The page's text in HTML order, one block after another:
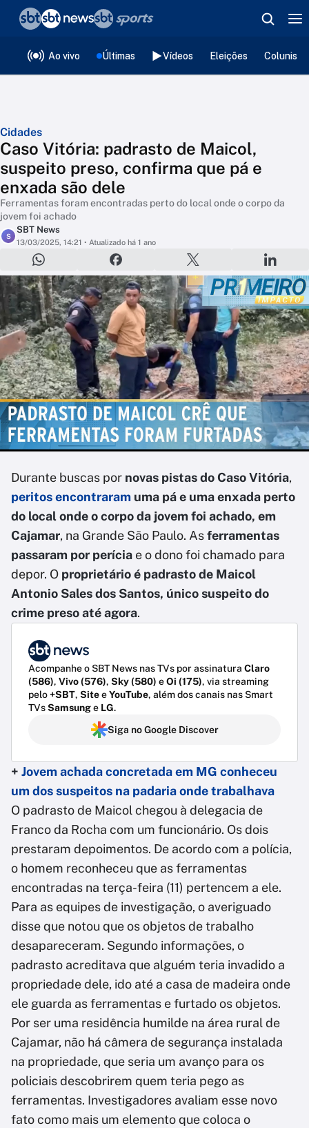
Ao vivo Últimas Vídeos Eleições
Cidades
Caso Vitória: padrasto de Maicol,
suspeito preso, confirma que pá e
enxada são dele
Ferramentas foram encontradas perto do local onde o corpo da
jovem foi achado
S
SBT News
13/03/2025, 14:21 • Atualizado há 1 ano
Durante buscas por novas pistas do Caso Vitória,
peritos encontraram uma pá e uma enxada perto
do local onde o corpo da jovem foi achado, em
Cajamar, na Grande São Paulo. Asferramentas
passaram por perícia e o dono foi chamado para
depor. O proprietário é padrasto de Maicol
Antonio Sales dos Santos, único suspeito do
crime preso até agora.
Acompanhe o SBT News nas TVs por assinatura Claro
(586), Vivo (576), Sky (580) eOi (175), via streaming
pelo+SBT, SiteeYouTube, além dos canais nas Smart
TVsSamsunge LG.
Siga no Google Discover
+ Jovem achada concretada em MG conheceu
um dos suspeitos na padaria onde trabalhava
O padrasto de Maicol chegou à delegacia de
Franco da Rocha com um funcionário. Os dois
prestaram depoimentos. De acordo com a polícia,
o homem reconheceu que as ferramentas
encontradas na terça-feira (11) pertencem a ele.
Para as equipes de investigação, o averiguado
disse que notou que os objetos de trabalho
desapareceram. Segundo informações, o
padrasto acreditava que alguém teria invadido a
propriedade dele, ido até a casa de madeira onde
ele guarda as ferramentas e furtado os objetos.
Por ser uma residência humilde na área rural de
Cajamar, não há câmera de segurança instalada
na propriedade, que seria um avanço para os
policiais descobrirem quem teria pego as
ferramentas. Investigadores avaliam esse novo
fato como mais um elemento que coloca o
❮voltar
Editorias